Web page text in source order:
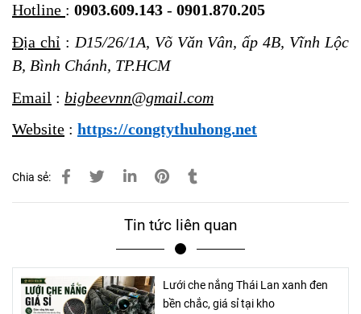
Hotline : 0903.609.143 - 0901.870.205
Địa chỉ : D15/26/1A, Võ Văn Vân, ấp 4B, Vĩnh Lộc
B, Bình Chánh, TP.HCM
Email : bigbeevnn@gmail.com
Website : https://congtythuhong.net
Chia sẻ:
Tin tức liên quan
Lưới che nắng Thái Lan xanh đen
bền chắc, giá sỉ tại kho